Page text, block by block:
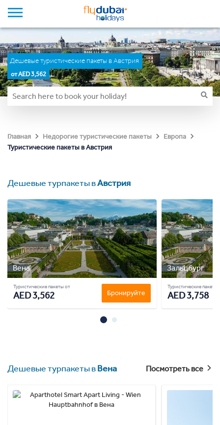
Дешевые туристические пакеты в Австрия
от AED 3,562
Главная Недорогие туристические пакеты
Европа
Туристические пакеты в Австрия
Дешевые турпакеты вАвстрия
Вена
Туристические пакеты от
AED 3,562 Бронируйте
Зальцбург
Туристические пакеты
AED 3,758
Дешевые турпакеты вВена Посмотреть все